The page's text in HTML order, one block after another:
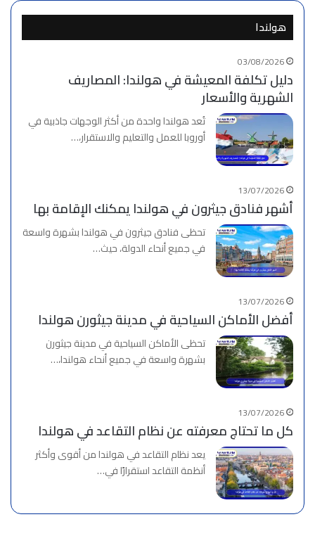
هولندا
03/08/2026
دليل تكلفة المعيشة في هولندا: المصاريف
الشهرية والأسعار
تُعد هولندا واحدة من أكثر الوجهات جاذبية في
أوروبا للعمل والتعليم والاستقرار،…
13/07/2026
أشهر فنادق جيثرون في هولندا يمكنك الإقامة بها
تحظى فنادق جيثرون في هولندا بشهرة واسعة
في جميع أنحاء الدولة، حيث…
13/07/2026
أفضل الأماكن السياحية في مدينة جيثورن هولندا
تحظى الأماكن السياحية في مدينة جيثورن
بشهرة واسعة في جميع أنحاء هولندا،…
13/07/2026
كل ما تحتاج معرفته عن نظام التقاعد في هولندا
يعد نظام التقاعد في هولندا من أقوى وأكثر
أنظمة التقاعد استقرارًا في…